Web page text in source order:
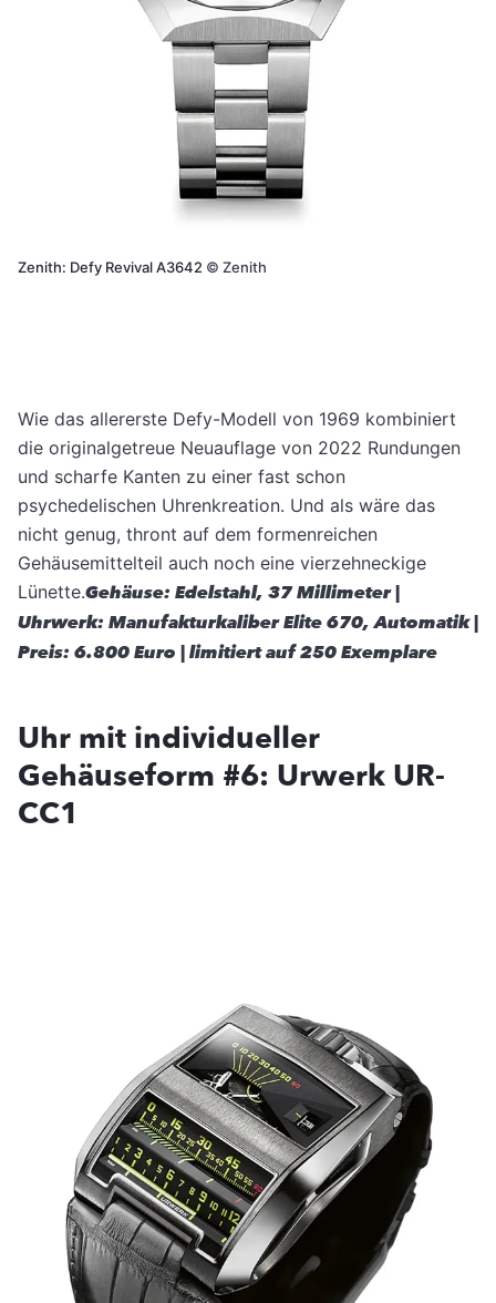
Zenith: Defy Revival A3642 © Zenith
Wie das allererste Defy-Modell von 1969 kombiniert
die originalgetreue Neuauflage von 2022 Rundungen
und scharfe Kanten zu einer fast schon
psychedelischen Uhrenkreation. Und als wäre das
nicht genug, thront auf dem formenreichen
Gehäusemittelteil auch noch eine vierzehneckige
Lünette.Gehäuse: Edelstahl, 37 Millimeter |
Uhrwerk: Manufakturkaliber Elite 670, Automatik |
Preis: 6.800 Euro | limitiert auf 250 Exemplare
Uhr mit individueller
Gehäuseform #6: Urwerk UR-
CC1